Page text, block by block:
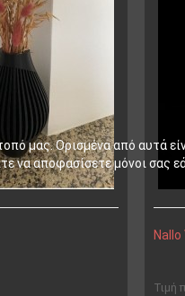
Nallo
Τιμή
μας. Ορισμένα από αυτά
αποφασίσετε μόνοι σας